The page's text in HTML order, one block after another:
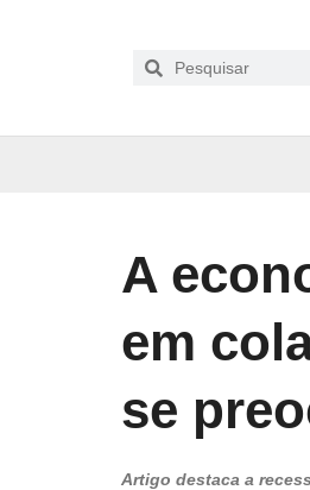
A
em
se
Artigo destaca a